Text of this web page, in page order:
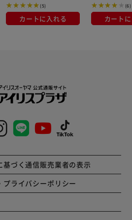
(5)
カートに入れる
(6)
カート
基づく通信販売業者の表示
プライバシーポリシー